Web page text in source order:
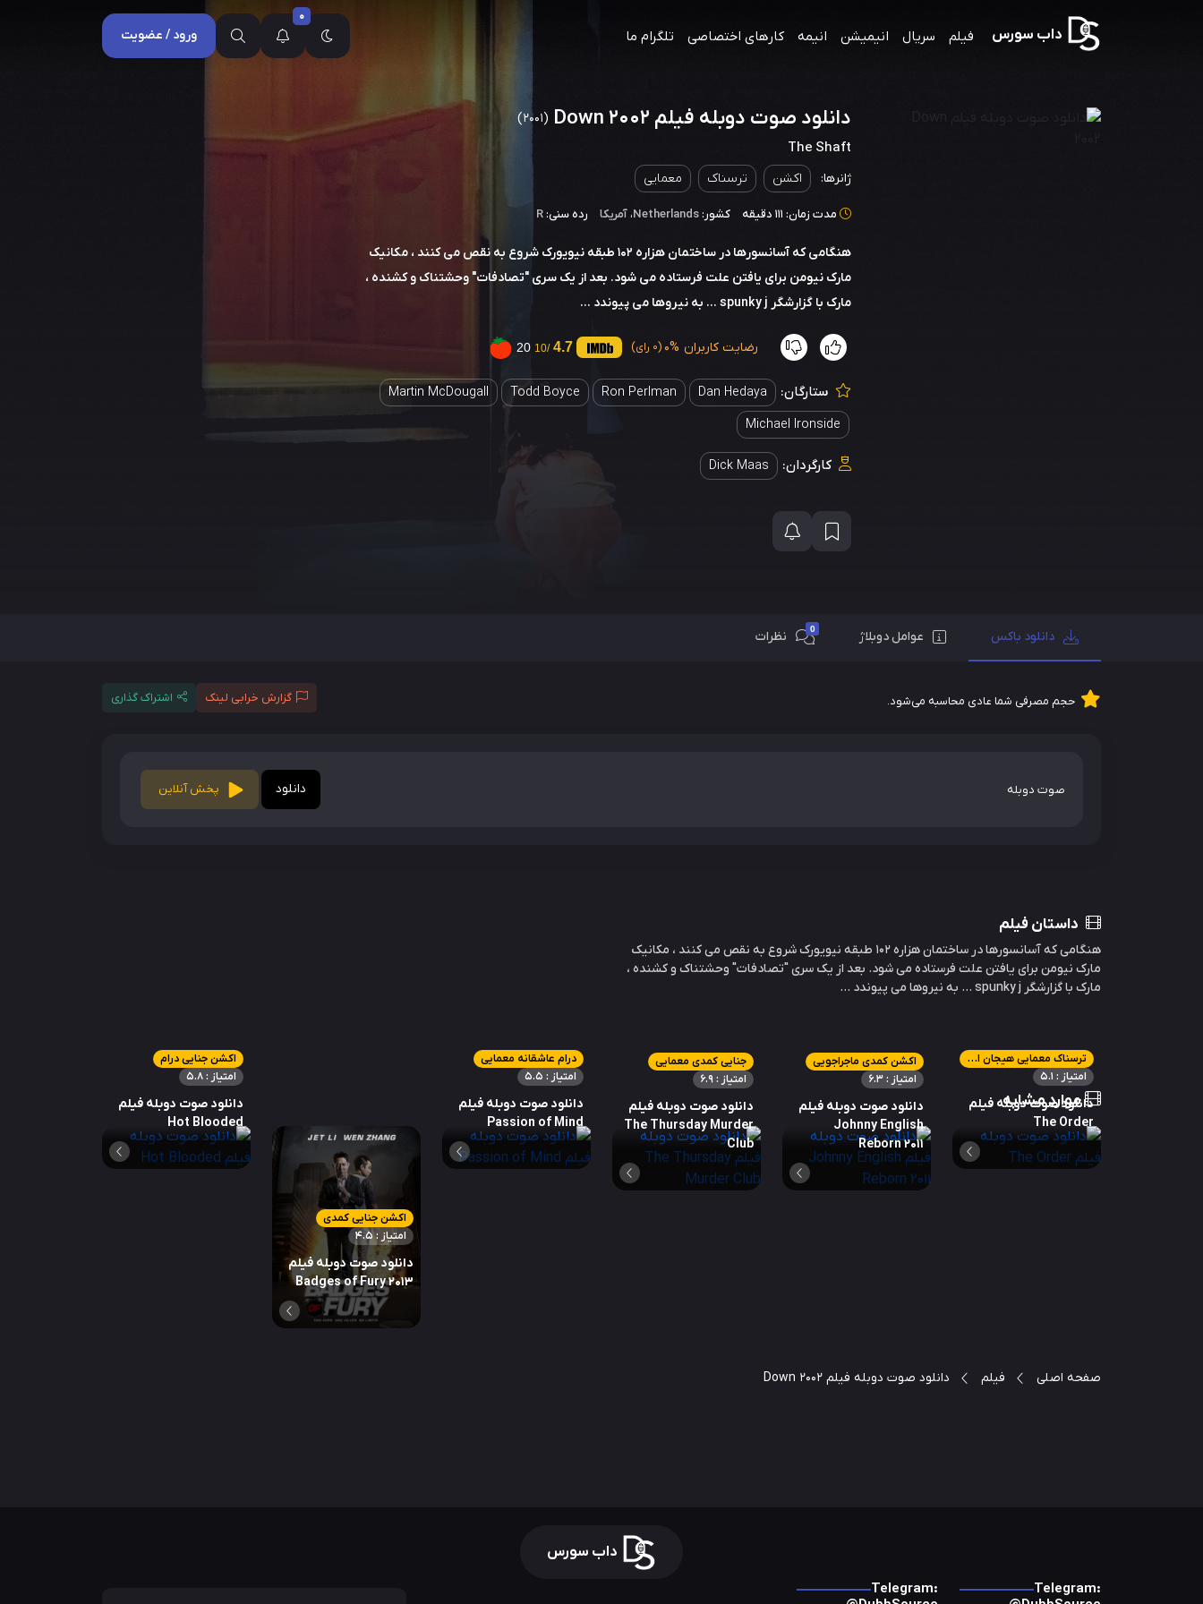
داب سورس فیلم سریال انیمیشن انیمه کارهای اختصاصی تلگرام ما
0
ورود / عضویت
دانلود صوت دوبله فیلم Down 2002 (2001)
The Shaft
ژانرها: اکشن ترسناک معمایی
مدت زمان: 111 دقیقه کشور:Netherlands،آمریکا رده سنی:R
هنگامی که آسانسورها در ساختمان هزاره 102 طبقه نیویورک شروع به نقص می کنند ، مکانیک
مارک نیومن برای یافتن علت فرستاده می شود. بعد از یک سری "تصادفات" وحشتناک و کشنده ،
مارک با گزارشگر spunky j ... به نیروها می پیوندد ...
رضایت کاربران 0% (0 رای) 4.7
/10
20
ستارگان: Dan Hedaya
Ron Perlman
Todd Boyce
Martin McDougall
Michael Ironside
کارگردان: Dick Maas
دانلود باکس عوامل دوبلاژ 0 نظرات
حجم مصرفی شما عادی محاسبه می‌شود. گزارش خرابی لینک اشتراک گذاری
صوت دوبله دانلود پخش آنلاین
داستان فیلم
هنگامی که آسانسورها در ساختمان هزاره 102 طبقه نیویورک شروع به نقص می کنند ، مکانیک
مارک نیومن برای یافتن علت فرستاده می شود. بعد از یک سری "تصادفات" وحشتناک و کشنده ،
مارک با گزارشگر spunky j ... به نیروها می پیوندد ...
موارد مشابه
ترسناک معمایی هیجان انگیز
امتیاز : 5.1
دانلود صوت دوبله فیلم
The Order
اکشن کمدی ماجراجویی
امتیاز : 6.3
دانلود صوت دوبله فیلم
Johnny English
Reborn 2011
جنایی کمدی معمایی
امتیاز : 6.9
دانلود صوت دوبله فیلم
The Thursday Murder
Club
درام عاشقانه معمایی
امتیاز : 5.5
دانلود صوت دوبله فیلم
Passion of Mind
اکشن جنایی کمدی
امتیاز : 4.5
دانلود صوت دوبله فیلم
Badges of Fury 2013
اکشن جنایی درام
امتیاز : 5.8
دانلود صوت دوبله فیلم
Hot Blooded
صفحه اصلی فیلم دانلود صوت دوبله فیلم Down 2002
داب سورس
Telegram:
Telegram: